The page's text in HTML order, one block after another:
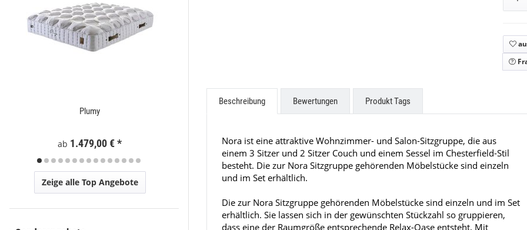
Beschreibung Bewertungen Produkt Tags
Nora ist eine attraktive Wohnzimmer- und Salon-Sitzgruppe, die aus
einem 3 Sitzer und 2 Sitzer Couch und einem Sessel im Chesterfield-Stil
besteht. Die zur Nora Sitzgruppe gehörenden Möbelstücke sind einzeln
und im Set erhältlich.
Die zur Nora Sitzgruppe gehörenden Möbelstücke sind einzeln und im Set
erhältlich. Sie lassen sich in der gewünschten Stückzahl so gruppieren,
dass eine der Raumgröße entsprechende Relax-Oase entsteht. Mit
Plumy
ab 1.479,00 €*
Elizabeth
ab599,00 €*
Beatrice
ab549,00 € *
Zeige alle Top Angebote